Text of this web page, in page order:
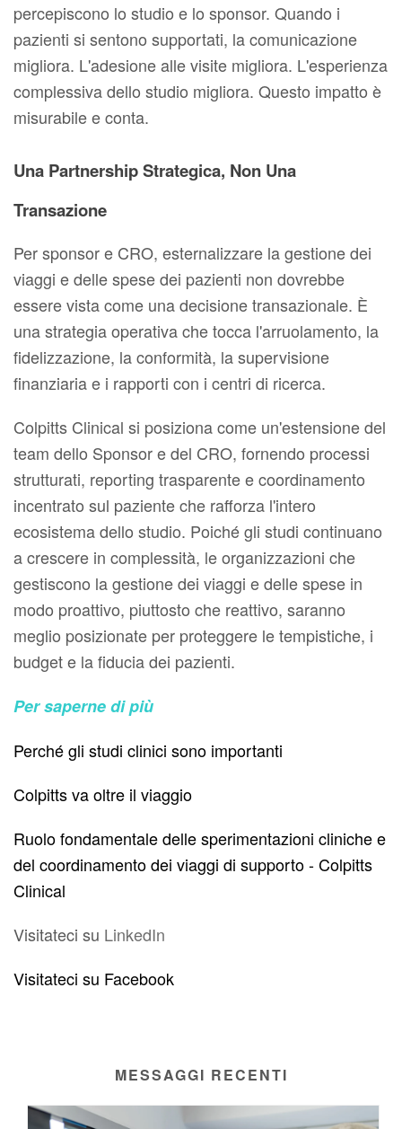
percepiscono lo studio e lo sponsor. Quando i
pazienti si sentono supportati, la comunicazione
migliora. L'adesione alle visite migliora. L'esperienza
complessiva dello studio migliora. Questo impatto è
misurabile e conta.
Una Partnership Strategica, Non Una
Transazione
Per sponsor e CRO, esternalizzare la gestione dei
viaggi e delle spese dei pazienti non dovrebbe
essere vista come una decisione transazionale. È
una strategia operativa che tocca l'arruolamento, la
fidelizzazione, la conformità, la supervisione
finanziaria e i rapporti con i centri di ricerca.
Colpitts Clinical si posiziona come un'estensione del
team dello Sponsor e del CRO, fornendo processi
strutturati, reporting trasparente e coordinamento
incentrato sul paziente che rafforza l'intero
ecosistema dello studio. Poiché gli studi continuano
a crescere in complessità, le organizzazioni che
gestiscono la gestione dei viaggi e delle spese in
modo proattivo, piuttosto che reattivo, saranno
meglio posizionate per proteggere le tempistiche, i
budget e la fiducia dei pazienti.
Per saperne di più
Perché gli studi clinici sono importanti
Colpitts va oltre il viaggio
Ruolo fondamentale delle sperimentazioni cliniche e
del coordinamento dei viaggi di supporto - Colpitts
Clinical
Visitateci su LinkedIn
Visitateci su Facebook
MESSAGGI RECENTI